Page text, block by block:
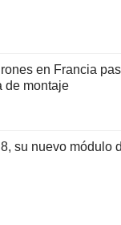
en Francia
de montaje
su nuevo módulo